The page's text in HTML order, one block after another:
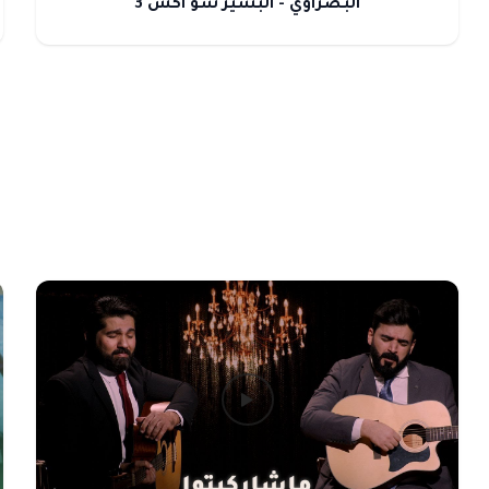
البصراوي - البشير شو اكس 3